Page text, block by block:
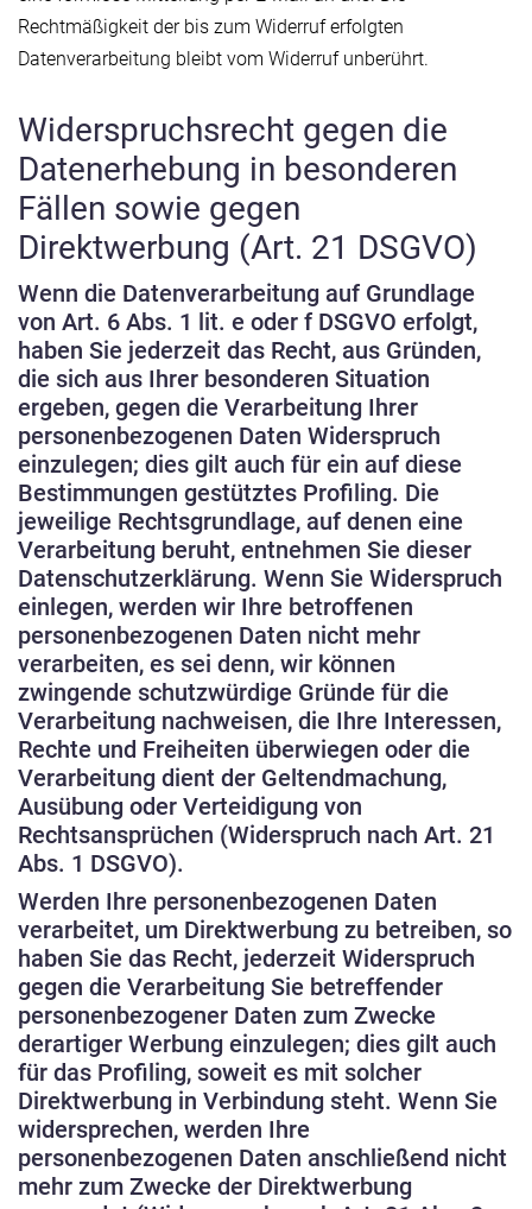
Rechtmäßigkeit der bis zum Widerruf erfolgten
Datenverarbeitung bleibt vom Widerruf unberührt.
Widerspruchsrecht gegen die
Datenerhebung in besonderen
Fällen sowie gegen
Direktwerbung (Art. 21 DSGVO)
Wenn die Datenverarbeitung auf Grundlage
von Art. 6 Abs. 1 lit. e oder f DSGVO erfolgt,
haben Sie jederzeit das Recht, aus Gründen,
die sich aus Ihrer besonderen Situation
ergeben, gegen die Verarbeitung Ihrer
personenbezogenen Daten Widerspruch
einzulegen; dies gilt auch für ein auf diese
Bestimmungen gestütztes Profiling. Die
jeweilige Rechtsgrundlage, auf denen eine
Verarbeitung beruht, entnehmen Sie dieser
Datenschutzerklärung. Wenn Sie Widerspruch
einlegen, werden wir Ihre betroffenen
personenbezogenen Daten nicht mehr
verarbeiten, es sei denn, wir können
zwingende schutzwürdige Gründe für die
Verarbeitung nachweisen, die Ihre Interessen,
Rechte und Freiheiten überwiegen oder die
Verarbeitung dient der Geltendmachung,
Ausübung oder Verteidigung von
Rechtsansprüchen (Widerspruch nach Art. 21
Abs. 1 DSGVO).
Werden Ihre personenbezogenen Daten
verarbeitet, um Direktwerbung zu betreiben, so
haben Sie das Recht, jederzeit Widerspruch
gegen die Verarbeitung Sie betreffender
personenbezogener Daten zum Zwecke
derartiger Werbung einzulegen; dies gilt auch
für das Profiling, soweit es mit solcher
Direktwerbung in Verbindung steht. Wenn Sie
widersprechen, werden Ihre
personenbezogenen Daten anschließend nicht
mehr zum Zwecke der Direktwerbung